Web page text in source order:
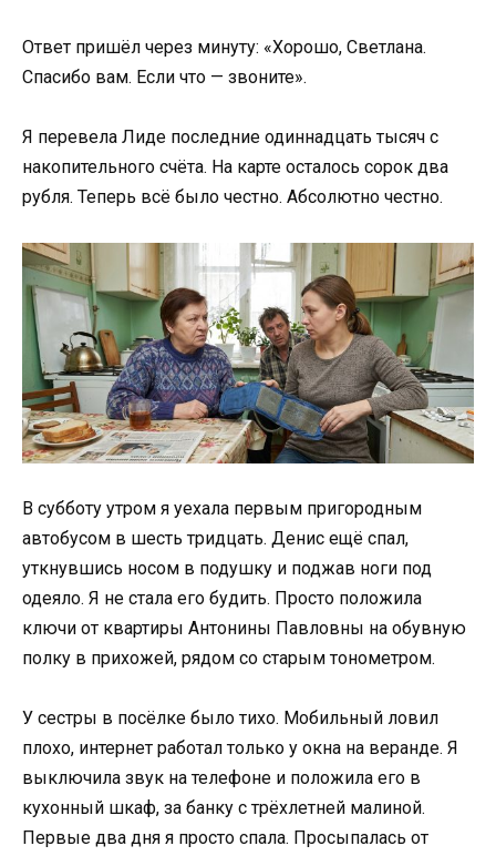
Ответ пришёл через минуту: «Хорошо, Светлана.
Спасибо вам. Если что — звоните».
Я перевела Лиде последние одиннадцать тысяч с
накопительного счёта. На карте осталось сорок два
рубля. Теперь всё было честно. Абсолютно честно.
В субботу утром я уехала первым пригородным
автобусом в шесть тридцать. Денис ещё спал,
уткнувшись носом в подушку и поджав ноги под
одеяло. Я не стала его будить. Просто положила
ключи от квартиры Антонины Павловны на обувную
полку в прихожей, рядом со старым тонометром.
У сестры в посёлке было тихо. Мобильный ловил
плохо, интернет работал только у окна на веранде. Я
выключила звук на телефоне и положила его в
кухонный шкаф, за банку с трёхлетней малиной.
Первые два дня я просто спала. Просыпалась от